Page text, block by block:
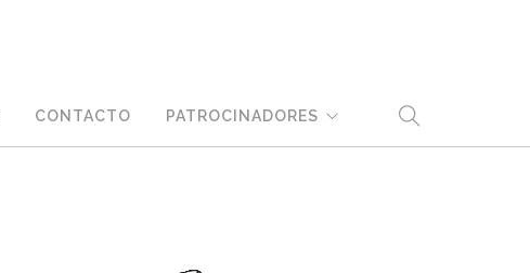
CONTACTO PATROCINADORES